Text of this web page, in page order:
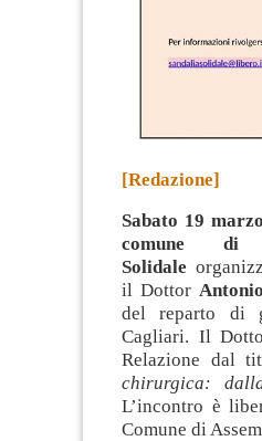
[Redazione]
Sabato 19 marzo
comune di
Solidale
il Dottor
del reparto di
Cagliari. Il
Relazione dal
chirurgica:
L’incontro è
Comune di